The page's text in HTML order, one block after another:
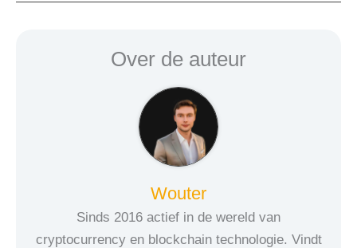
Over de auteur
Wouter
Sinds 2016 actief in de wereld van
cryptocurrency en blockchain technologie. Vindt